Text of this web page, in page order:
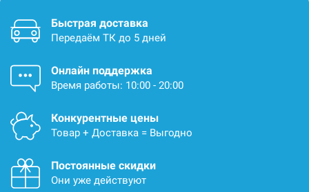
Быстрая доставка
Передаём ТК до 5 дней
Онлайн поддержка
Время работы: 10:00 - 20:00
Конкурентные цены
Товар + Доставка = Выгодно
Постоянные скидки
Они уже действуют